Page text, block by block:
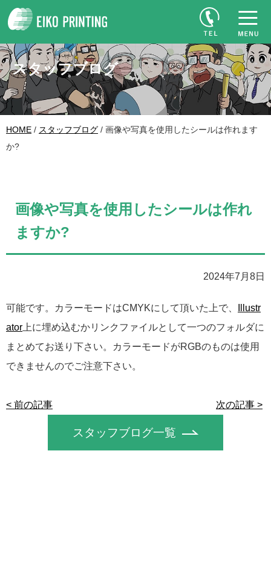
スタッフブログ
HOME / スタッフブログ / 画像や写真を使用したシールは作れます
か?
画像や写真を使用したシールは作れ
ますか?
2024年7月8日
可能です。カラーモードはCMYKにして頂いた上で、
Illustr
ator 上に埋め込むかリンクファイルとして一つのフォルダに
まとめてお送り下さい。カラーモードがRGBのものは使用
できませんのでご注意下さい。
< 前の記事 次の記事 >
スタッフブログ一覧